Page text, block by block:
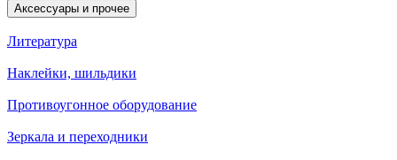
Аксессуары и прочее
Литература
Наклейки, шильдики
Противоугонное оборудование
Зеркала и переходники